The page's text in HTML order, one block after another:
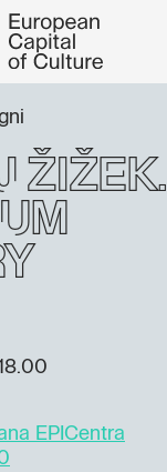
Žižek:
EPICentra